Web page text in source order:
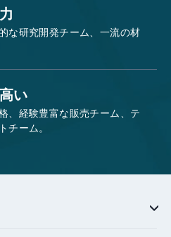
な研究開発チーム、一流の材
い
、経験豊富な販売チーム、テ
チーム。